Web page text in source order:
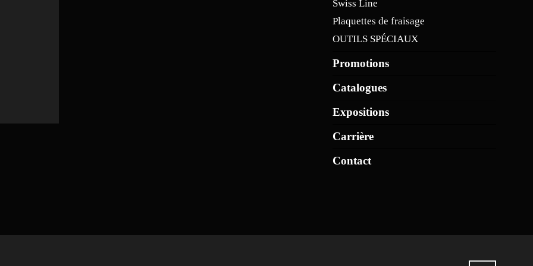
Swiss Line
Plaquettes de fraisage
OUTILS SPÉCIAUX
Promotions
Catalogues
Expositions
Carrière
Contact